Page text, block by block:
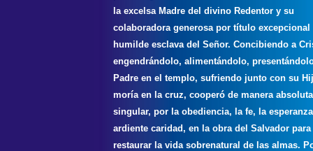
la excelsa Madre del divino Redentor y su
colaboradora generosa por título excepcional
humilde esclava del Señor. Concibiendo a
engendrándolo, alimentándolo,
Padre en el templo, sufriendo junto con su
moría en la cruz, cooperó de manera
singular, por la obediencia, la fe, la
ardiente caridad, en la obra del Salvador para
restaurar la vida sobrenatural de las almas.